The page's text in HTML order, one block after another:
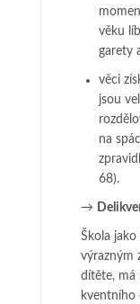
věku
ga­re­ty
věci
jsou
na
68).
→
Škola
výrazným
dítěte, má
kvent­­ní­ho